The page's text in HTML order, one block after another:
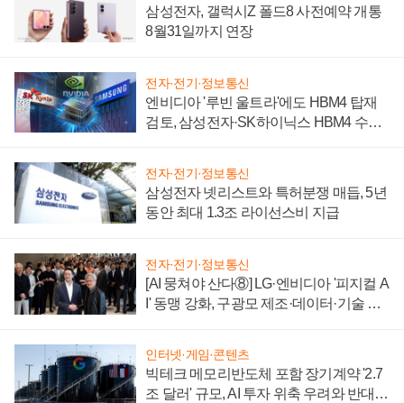
삼성전자, 갤럭시Z 폴드8 사전예약 개통
8월31일까지 연장
전자·전기·정보통신
엔비디아 '루빈 울트라'에도 HBM4 탑재
검토, 삼성전자·SK하이닉스 HBM4 수율
전자·전기·정보통신
삼성전자 넷리스트와 특허분쟁 매듭, 5년
동안 최대 1.3조 라이선스비 지급
전자·전기·정보통신
[AI 뭉쳐야 산다⑧] LG·엔비디아 '피지컬 A
I' 동맹 강화, 구광모 제조·데이터·기술 결
인터넷·게임·콘텐츠
빅테크 메모리반도체 포함 장기계약 '2.7
조 달러' 규모, AI 투자 위축 우려와 반대